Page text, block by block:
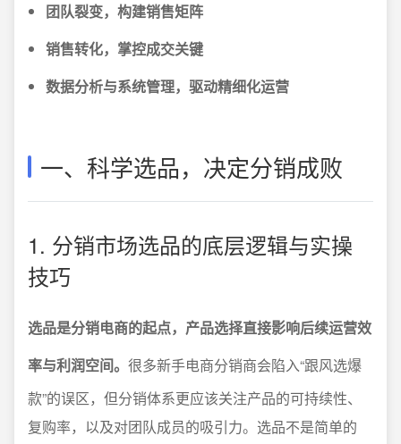
团队裂变，构建销售矩阵
销售转化，掌控成交关键
数据分析与系统管理，驱动精细化运营
一、科学选品，决定分销成败
1. 分销市场选品的底层逻辑与实操
技巧
选品是分销电商的起点，产品选择直接影响后续运营效
率与利润空间。 很多新手电商分销商会陷入“跟风选爆
款”的误区，但分销体系更应该关注产品的可持续性、
复购率，以及对团队成员的吸引力。选品不是简单的